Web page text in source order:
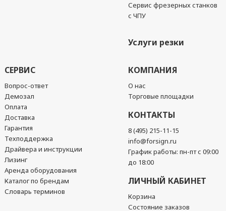
Сервис фрезерных станков
с ЧПУ
Услуги резки
СЕРВИС
Вопрос-ответ
Демозал
Оплата
Доставка
Гарантия
Техподдержка
Драйвера и инструкции
Лизинг
Аренда оборудования
Каталог по брендам
Словарь терминов
КОМПАНИЯ
О нас
Торговые площадки
КОНТАКТЫ
8 (495) 215-11-15
info@forsign.ru
График работы: пн-пт с 09:00
до 18:00
ЛИЧНЫЙ КАБИНЕТ
Корзина
Состояние заказов